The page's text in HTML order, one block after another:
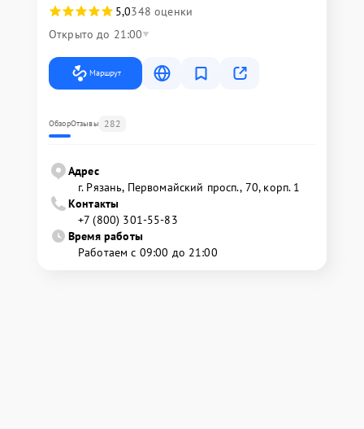
5,0348 оценки
Открыто до 21:00
Маршрут
ОбзорОтзывы 282
Адрес
г. Рязань, Первомайский просп., 70, корп. 1
Контакты
+7 (800) 301-55-83
Время работы
Работаем с 09:00 до 21:00